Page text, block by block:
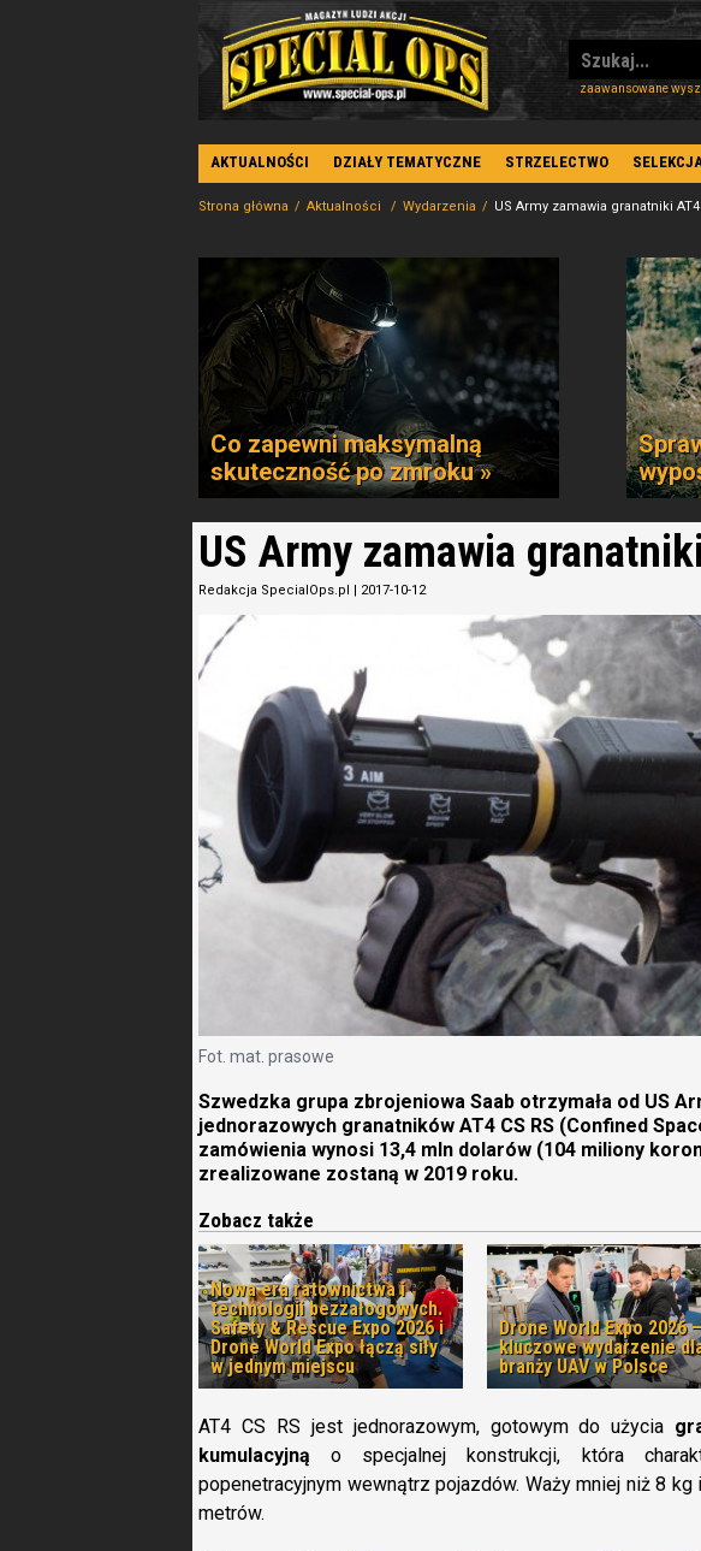
zaawansowane
AKTUALNOŚCI DZIAŁY TEMATYCZNE STRZELECTWO
Strona główna Aktualności Wydarzenia US Army zamawia granatniki AT4
Co zapewni maksymalną
skuteczność po zmroku »
US Army zamawia
Redakcja SpecialOps.pl | 2017-10-12
Fot. mat. prasowe
Szwedzka grupa zbrojeniowa Saab otrzymała od US
jednorazowych granatników AT4 CS RS (Confined
zamówienia wynosi 13,4 mln dolarów (104 miliony
zrealizowane zostaną w 2019 roku.
Zobacz także
Nowa era ratownictwa i
technologii bezzałogowych.
Safety & Rescue Expo 2026 i
Drone World Expo łączą siły
w jednym miejscu
Drone World Expo 2026 –
kluczowe wydarzenie
branży UAV w Polsce
AT4 CS RS jest jednorazowym, gotowym do użycia
kumulacyjną o specjalnej konstrukcji, która
popenetracyjnym wewnątrz pojazdów. Waży mniej niż 8
metrów.